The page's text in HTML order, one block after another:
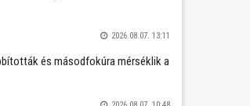
2026.08.07. 13:11
és másodfokúra mérséklik a